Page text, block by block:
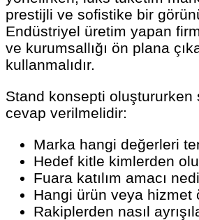
prestijli ve sofistike bir
Endüstriyel üretim yapan
ve kurumsallığı ön plana
kullanmalıdır.
Stand konsepti oluştururken
cevap verilmelidir:
Marka hangi değerleri
Hedef kitle kimlerden
Fuara katılım amacı
Hangi ürün veya hizmet
Rakiplerden nasıl